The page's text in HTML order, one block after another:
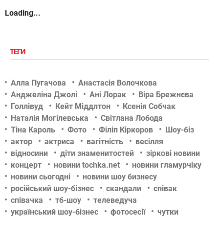
Loading...
ТЕГИ
Алла Пугачова
Анастасія Волочкова
Анджеліна Джолі
Ані Лорак
Віра Брежнєва
Голлівуд
Кейт Міддлтон
Ксенія Собчак
Наталія Могілевська
Світлана Лобода
Тіна Кароль
Фото Філіп Кіркоров
Шоу-біз
актор
актриса вагітність
весілля
відносини
діти знаменитостей
зіркові новини
концерт
новини tochka.net
новини гламурчіку
новини сьогодні
новини шоу бизнесу
російський шоу-бізнес
скандали
співак
співачка
тб-шоу
телеведуча
український шоу-бізнес
фотосесії чутки